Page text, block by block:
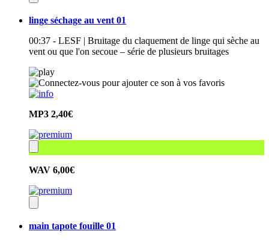
linge séchage au vent 01
00:37 - LESF | Bruitage du claquement de linge qui sèche au
vent ou que l'on secoue – série de plusieurs bruitages
MP3 2,40€
WAV 6,00€
main tapote fouille 01